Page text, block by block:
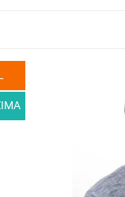
MODEL: T03-
s originálním
počasí.
zimního